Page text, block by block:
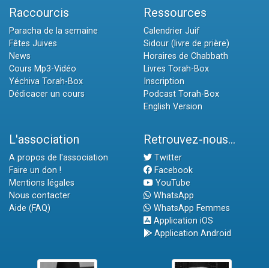
Raccourcis
Paracha de la semaine
Fêtes Juives
News
Cours Mp3-Vidéo
Yéchiva Torah-Box
Dédicacer un cours
Ressources
Calendrier Juif
Sidour (livre de prière)
Horaires de Chabbath
Livres Torah-Box
Inscription
Podcast Torah-Box
English Version
L'association
A propos de l'association
Faire un don !
Mentions légales
Nous contacter
Aide (FAQ)
Retrouvez-nous...
Twitter
Facebook
YouTube
WhatsApp
WhatsApp Femmes
Application iOS
Application Android